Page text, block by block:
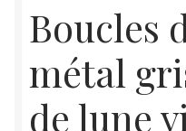
Boucles
métal
de lune